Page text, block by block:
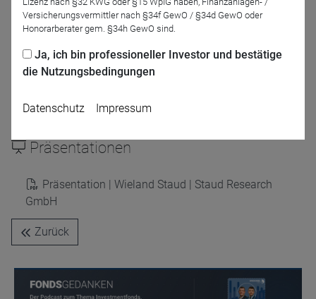
Thorsten
DRESCHER & CIE AG
Präsentationen
Präsentation | Wieland Staud | Staud Research
GmbH
Zurück
Versicherungsvermittler nach §34f GewO / §34d GewO oder
Honorarberater gem. §34h GewO sind.
Ja, ich bin professioneller Investor und bestätige
die Nutzungsbedingungen
Datenschutz Impressum
Name
CPref
Zweck
Ablauf
1 Jahr